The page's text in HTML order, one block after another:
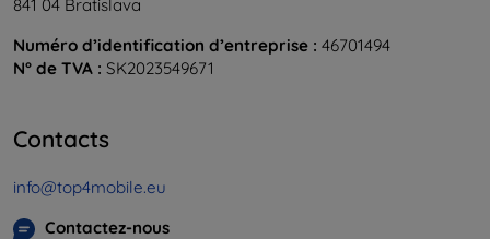
841 04 Bratislava
Numéro d’identification d’entreprise : 46701494
N° de TVA : SK2023549671
Contacts
info@top4mobile.eu
Contactez-nous